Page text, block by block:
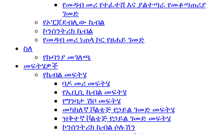
የመዳብ መሪ የተፈተሸ እና ያልተጣራ የመቆጣጠሪያ
ገመድ
የኦፒጂደብሊው ኬብል
ኮንሰንትሪክ ኬብል
የመዳብ መሪ ነጠላ ኮር የፀሐይ ገመድ
ስለ
የኩባንያ መገለጫ
መፍትሄዎች
የኬብል መፍትሄ
ባዶ መሪ መፍትሄ
የኤቢሲ ኬብል መፍትሄ
የግንባታ ሽቦ መፍትሄ
መካከለኛ ቮልቴጅ የኃይል ገመድ መፍትሄ
ዝቅተኛ ቮልቴጅ የኃይል ገመድ መፍትሄ
ኮንሰንትሪክ ኬብል ሶሉሽን